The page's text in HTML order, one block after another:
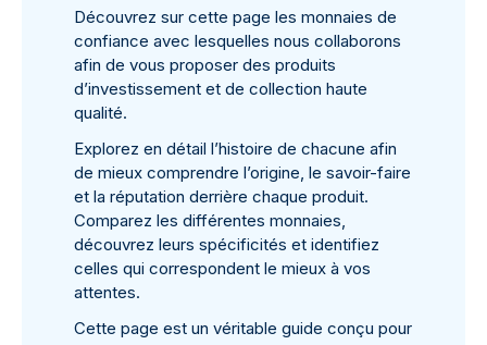
Découvrez sur cette page les monnaies de
confiance avec lesquelles nous collaborons
afin de vous proposer des produits
d’investissement et de collection haute
qualité.
Explorez en détail l’histoire de chacune afin
de mieux comprendre l’origine, le savoir-faire
et la réputation derrière chaque produit.
Comparez les différentes monnaies,
découvrez leurs spécificités et identifiez
celles qui correspondent le mieux à vos
attentes.
Cette page est un véritable guide conçu pour